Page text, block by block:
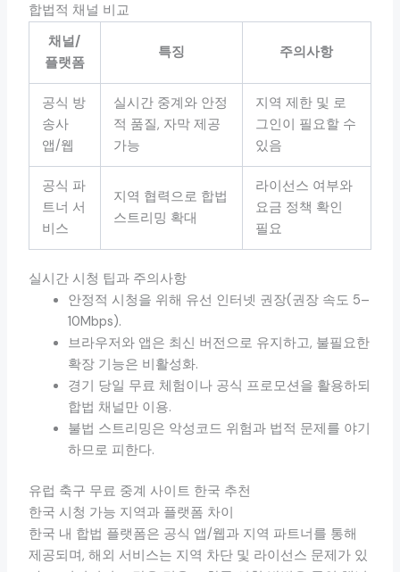
합법적 채널 비교
채널/
플랫폼
특징 주의사항
공식 방
송사
앱/웹
실시간 중계와 안정
적 품질, 자막 제공
가능
지역 제한 및 로
그인이 필요할 수
있음
공식 파
트너 서
비스
지역 협력으로 합법
스트리밍 확대
라이선스 여부와
요금 정책 확인
필요
실시간 시청 팁과 주의사항
안정적 시청을 위해 유선 인터넷 권장(권장 속도 5–
10Mbps).
브라우저와 앱은 최신 버전으로 유지하고, 불필요한
확장 기능은 비활성화.
경기 당일 무료 체험이나 공식 프로모션을 활용하되
합법 채널만 이용.
불법 스트리밍은 악성코드 위험과 법적 문제를 야기
하므로 피한다.
유럽 축구 무료 중계 사이트 한국 추천
한국 시청 가능 지역과 플랫폼 차이
한국 내 합법 플랫폼은 공식 앱/웹과 지역 파트너를 통해
제공되며, 해외 서비스는 지역 차단 및 라이선스 문제가 있